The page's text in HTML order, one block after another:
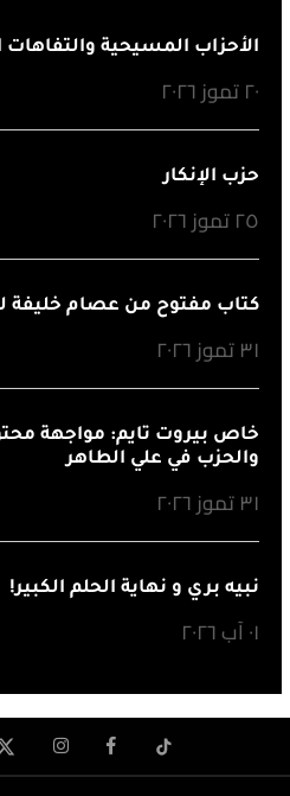
الأحزاب المسيحية
٢٠ تموز ٢٠٢٦
حزب الإنكار
٢٥ تموز ٢٠٢٦
كتاب مفتوح من عصام خليفة
٣١ تموز ٢٠٢٦
خاص بيروت تايم: مواجهة
والحزب في علي الطاهر
٣١ تموز ٢٠٢٦
نبيه بري و نهاية الحلم الكبير!
٠١ آب ٢٠٢٦